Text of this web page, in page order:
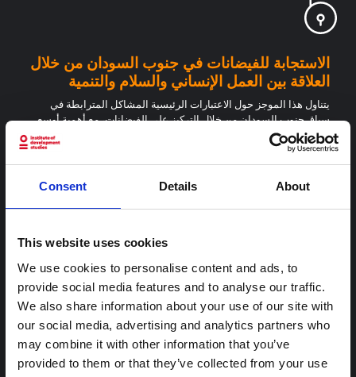
Consent Details About
This website uses cookies
We use cookies to personalise content and ads, to
provide social media features and to analyse our traffic.
We also share information about your use of our site with
our social media, advertising and analytics partners who
may combine it with other information that you’ve
provided to them or that they’ve collected from your use
الاستجابة للفيضانات في جنوب السودان من خلال
العلاقة بين العمل الإنساني والسلام والتنمية
يتناول هذا الموجز حول الاعتبارات الرئيسية المشاكل المترابطة في
سياق جنوب السودان من خلال التركيز على الفيضانات، مع أهمية أوسع
للدول الأخرى في المنطقة، مثل جمهورية الكونغو الديمقراطية
والسودان، التي تعاني من مشاكل مماثلة.
SSHAP
2024
محتوى ذو صلة
ملاحظة سياقية: ممارسات الجنازة في إيتوري
هذه المذكرة هي الثانية التي ينتجها "التجمع من أجل إيتوري"، وهي